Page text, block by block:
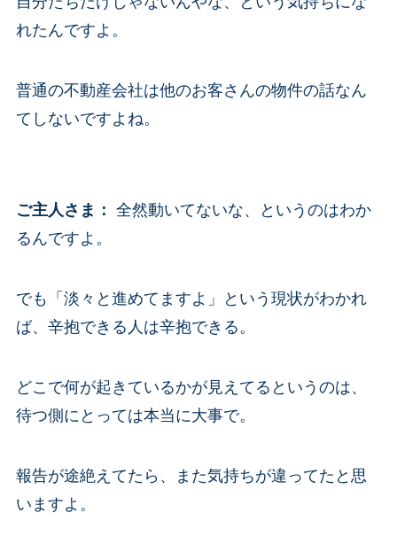
れたんですよ。
普通の不動産会社は他のお客さんの物件の話なん
てしないですよね。
ご主人さま ： 全然動いてないな、というのはわか
るんですよ。
でも「淡々と進めてますよ」という現状がわかれ
ば、辛抱できる人は辛抱できる。
どこで何が起きているかが見えてるというのは、
待つ側にとっては本当に大事で。
報告が途絶えてたら、また気持ちが違ってたと思
いますよ。